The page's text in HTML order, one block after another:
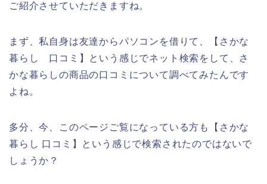
ご紹介させていただきますね。
まず、私自身は友達からパソコンを借りて、【さかな
暮らし 口コミ】という感じでネット検索をして、さ
かな暮らしの商品の口コミについて調べてみたんです
よね。
多分、今、このページご覧になっている方も【さかな
暮らし 口コミ】という感じで検索されたのではないで
しょうか？